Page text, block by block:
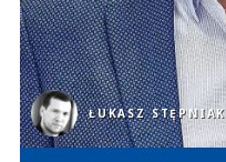
ŁUKASZ STĘPNIAK